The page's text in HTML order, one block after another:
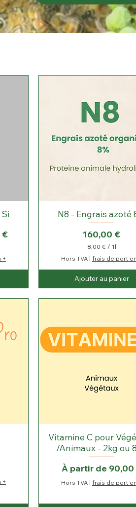
€
+
N8 - Engrais azoté
Prix
160,00 €
8,00 € / 1l
,
0
0
1
L
i
Hors TVA | frais de port
Ajouter au panier
+
Vitamine C pour
/Animaux - 2kg ou
À partir de 90,00
Prix
Hors TVA | frais de port